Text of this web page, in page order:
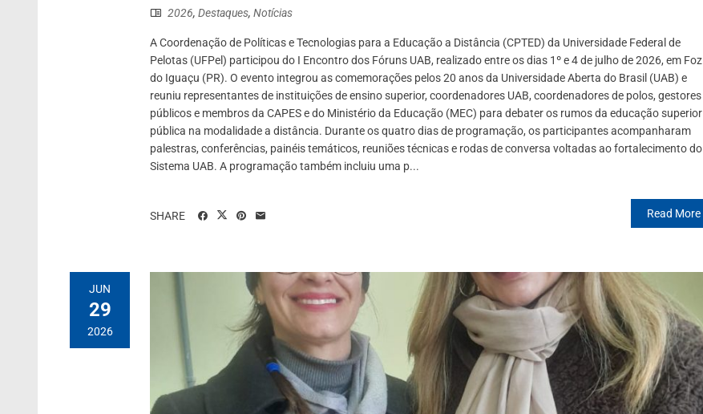
2026, Destaques, Notícias
A Coordenação de Políticas e Tecnologias para a Educação a Distância (CPTED) da Universidade Federal de
Pelotas (UFPel) participou do I Encontro dos Fóruns UAB, realizado entre os dias 1º e 4 de julho de 2026, em Foz
do Iguaçu (PR). O evento integrou as comemorações pelos 20 anos da Universidade Aberta do Brasil (UAB) e
reuniu representantes de instituições de ensino superior, coordenadores UAB, coordenadores de polos, gestores
públicos e membros da CAPES e do Ministério da Educação (MEC) para debater os rumos da educação superior
pública na modalidade a distância. Durante os quatro dias de programação, os participantes acompanharam
palestras, conferências, painéis temáticos, reuniões técnicas e rodas de conversa voltadas ao fortalecimento do
Sistema UAB. A programação também incluiu uma p...
Read More
SHARE
JUN
29
2026